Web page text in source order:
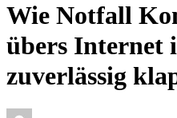
Wie Notfall
übers Internet
zuverlässig